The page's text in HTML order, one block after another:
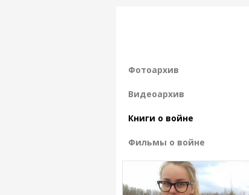
Фотоархив
Видеоархив
Книги о войне
Фильмы о войне